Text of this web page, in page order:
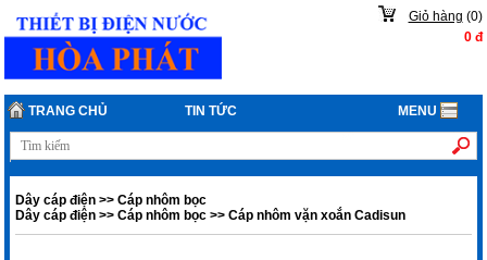
Giỏ hàng (0)
0đ
TRANG CHỦ TIN TỨC MENU
Dây cáp điện >>Cáp nhôm bọc
Dây cáp điện >>Cáp nhôm bọc >>Cáp nhôm vặn xoắn Cadisun